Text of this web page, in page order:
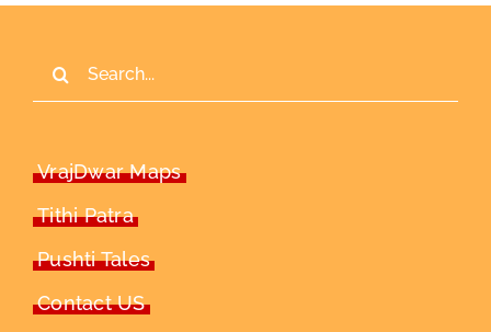
VrajDwar Maps
Tithi Patra
Pushti Tales
Contact US